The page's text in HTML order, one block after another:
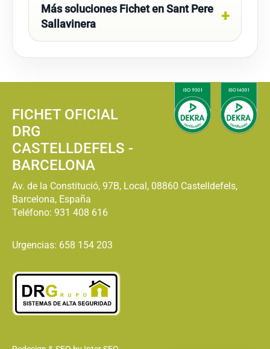
Más soluciones Fichet en Sant Pere
Sallavinera
FICHET OFICIAL
DRG
CASTELLDEFELS -
BARCELONA
Av. de la Constitució, 97B, Local, 08860 Castelldefels,
Barcelona, España
Teléfono: 931 408 616
Urgencias: 658 154 203